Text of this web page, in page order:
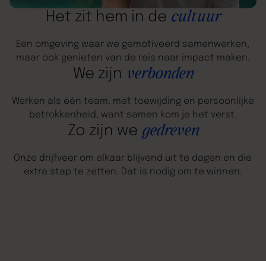
Het zit hem in de cultuur
Een omgeving waar we gemotiveerd samenwerken,
maar ook genieten van de reis naar impact maken.
We zijn verbonden
Werken als één team, met toewijding en persoonlijke
betrokkenheid, want samen kom je het verst.
Zo zijn we gedreven
Onze drijfveer om elkaar blijvend uit te dagen en die
extra stap te zetten. Dat is nodig om te winnen.